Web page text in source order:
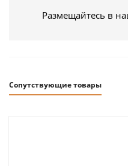
Размещайтесь в
Сопутствующие товары